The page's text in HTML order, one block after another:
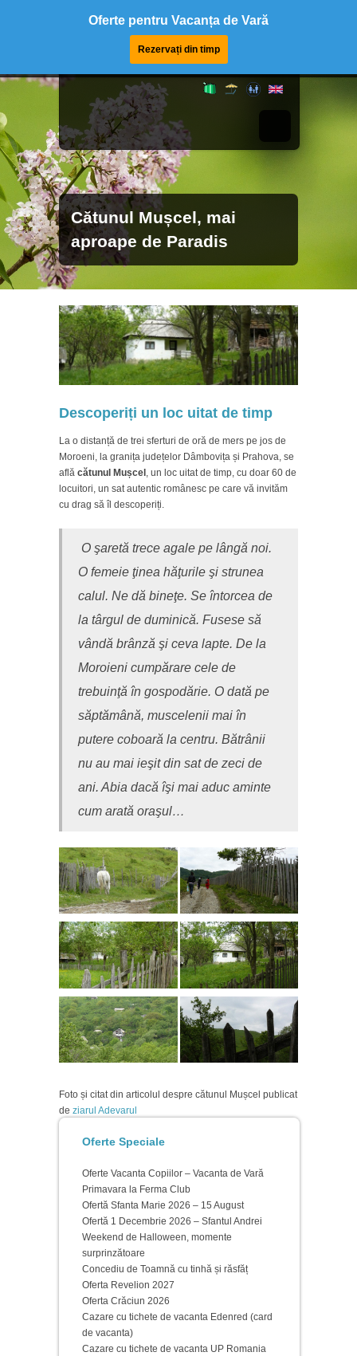
Cătunul Mușcel, mai
aproape de Paradis
Descoperiți un loc uitat de timp
La o distanță de trei sferturi de oră de mers pe jos de
Moroeni, la granița județelor Dâmbovița și Prahova, se
află cătunul Mușcel , un loc uitat de timp, cu doar 60 de
locuitori, un sat autentic românesc pe care vă invităm
cu drag să îl descoperiți.
O şaretă trece agale pe lângă noi.
O femeie ţinea hăţurile şi strunea
calul. Ne dă bineţe. Se întorcea de
la târgul de duminică. Fusese să
vândă brânză şi ceva lapte. De la
Moroieni cumpărare cele de
trebuinţă în gospodărie. O dată pe
săptămână, muscelenii mai în
putere coboară la centru. Bătrânii
nu au mai ieşit din sat de zeci de
ani. Abia dacă îşi mai aduc aminte
cum arată oraşul…
Foto și citat din articolul despre cătunul Mușcel publicat
de ziarul Adevarul
Oferte Speciale
Oferte Vacanta Copiilor – Vacanta de Vară
Primavara la Ferma Club
Ofertă Sfanta Marie 2026 – 15 August
Ofertă 1 Decembrie 2026 – Sfantul Andrei
Weekend de Halloween, momente
surprinzătoare
Concediu de Toamnă cu tinhă și răsfăț
Oferta Revelion 2027
Oferta Crăciun 2026
Cazare cu tichete de vacanta Edenred (card
de vacanta)
Cazare cu tichete de vacanta UP Romania
Oferte pentru Vacanța de Vară
Rezervați din timp